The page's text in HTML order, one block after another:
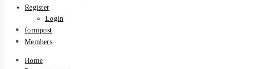
Register
Login
formpost
Members
Home